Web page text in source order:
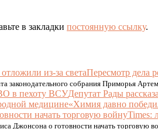
в закладки постоянную ссылку.
Пересмотр дела
законодательного собрания Приморья
Депутат Рады
«Химия давно
Times:
Джонсона о готовности начать торговую